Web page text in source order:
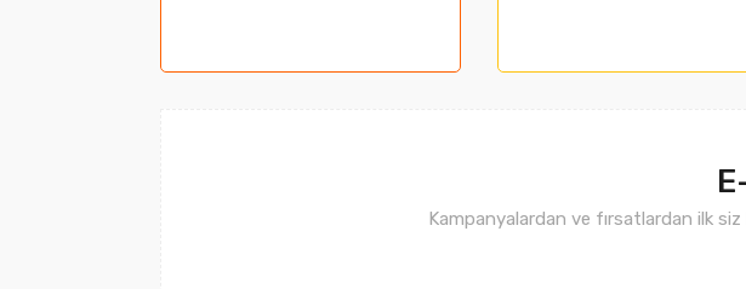
Ürün açıklamasında eksik bilgiler bulunuyor.
Kampanyalardan ve fırsatlardan ilk